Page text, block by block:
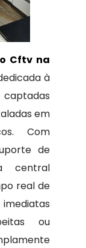
Cftv na
à
em
Com
de
central
real de
ou